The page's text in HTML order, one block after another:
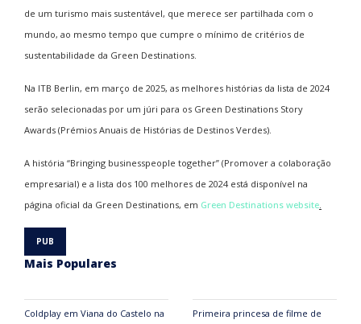
de um turismo mais sustentável, que merece ser partilhada com o
mundo, ao mesmo tempo que cumpre o mínimo de critérios de
sustentabilidade da Green Destinations.
Na ITB Berlin, em março de 2025, as melhores histórias da lista de 2024
serão selecionadas por um júri para os Green Destinations Story
Awards (Prémios Anuais de Histórias de Destinos Verdes).
A história “Bringing businesspeople together” (Promover a colaboração
empresarial) e a lista dos 100 melhores de 2024 está disponível na
página oficial da Green Destinations, em Green Destinations website.
Mais Populares
Coldplay em Viana do Castelo na
Primeira princesa de filme de